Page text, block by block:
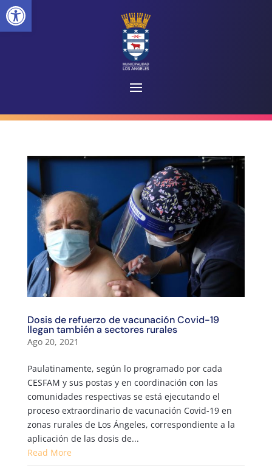
Dosis de refuerzo de vacunación Covid-19
llegan también a sectores rurales
Ago 20, 2021
Paulatinamente, según lo programado por cada
CESFAM y sus postas y en coordinación con las
comunidades respectivas se está ejecutando el
proceso extraordinario de vacunación Covid-19 en
zonas rurales de Los Ángeles, correspondiente a la
aplicación de las dosis de...
Read More